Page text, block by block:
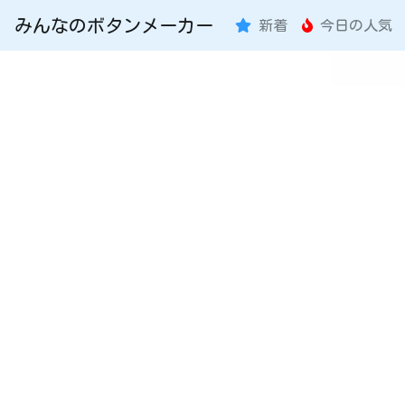
みんなのボタンメーカー 新着 今日の人気